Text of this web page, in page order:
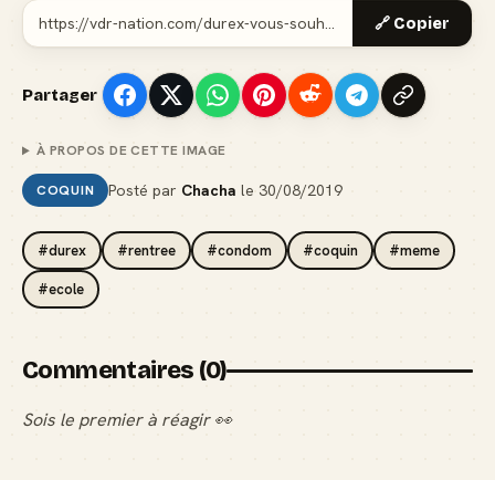
🔗 Copier
Partager
À PROPOS DE CETTE IMAGE
COQUIN Posté par Chacha le 30/08/2019
#durex #rentree #condom #coquin #meme
#ecole
Commentaires (0)
Sois le premier à réagir 👀